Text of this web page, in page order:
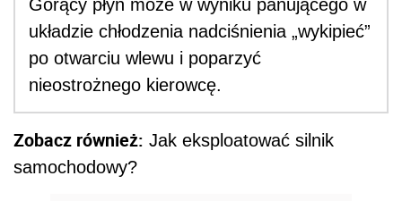
Gorący płyn może w wyniku panującego w
układzie chłodzenia nadciśnienia „wykipieć”
po otwarciu wlewu i poparzyć
nieostrożnego kierowcę.
Zobacz również: Jak eksploatować silnik
samochodowy?